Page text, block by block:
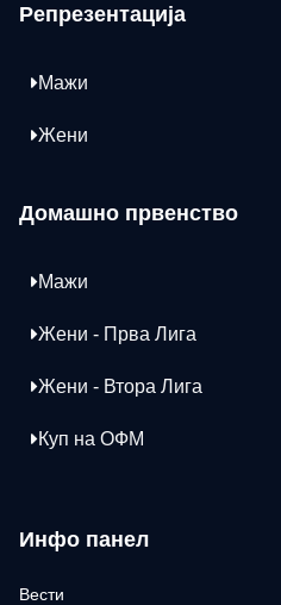
Репрезентација
Мажи
Жени
Домашно првенство
Мажи
Жени - Прва Лига
Жени - Втора Лига
Куп на ОФМ
Инфо панел
Вести